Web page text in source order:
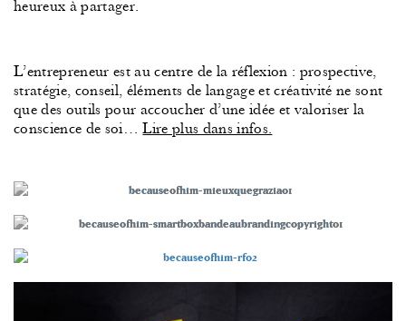
heureux à partager.
L’entrepreneur est au centre de la réflexion : prospective,
stratégie, conseil, éléments de langage et créativité ne sont
que des outils pour accoucher d’une idée et valoriser la
conscience de soi…Lire plus dans infos.